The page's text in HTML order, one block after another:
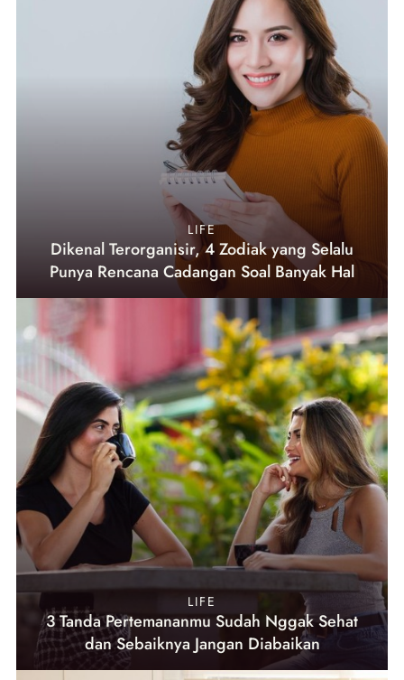
LIFE
Dikenal Terorganisir, 4 Zodiak yang Selalu
Punya Rencana Cadangan Soal Banyak Hal
LIFE
3 Tanda Pertemananmu Sudah Nggak Sehat
dan Sebaiknya Jangan Diabaikan